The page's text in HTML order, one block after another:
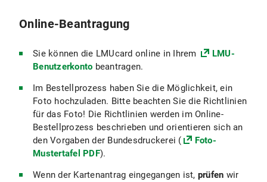
Online-Beantragung
Sie können die LMUcard online in Ihrem
LMU-
Benutzerkonto beantragen.
Im Bestellprozess haben Sie die Möglichkeit, ein
Foto hochzuladen. Bitte beachten Sie die Richtlinien
für das Foto! Die Richtlinien werden im Online-
Bestellprozess beschrieben und orientieren sich an
den Vorgaben der Bundesdruckerei (
Foto-
Mustertafel PDF).
Wenn der Kartenantrag eingegangen ist, prüfen wir